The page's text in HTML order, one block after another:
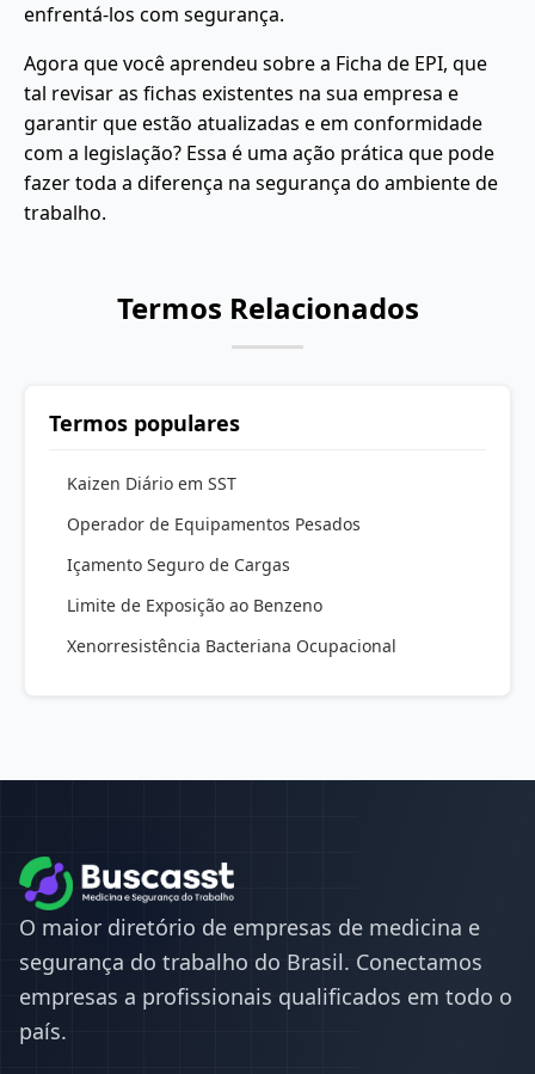
enfrentá-los com segurança.
Agora que você aprendeu sobre a Ficha de EPI, que
tal revisar as fichas existentes na sua empresa e
garantir que estão atualizadas e em conformidade
com a legislação? Essa é uma ação prática que pode
fazer toda a diferença na segurança do ambiente de
trabalho.
Termos Relacionados
Termos populares
Kaizen Diário em SST
Operador de Equipamentos Pesados
Içamento Seguro de Cargas
Limite de Exposição ao Benzeno
Xenorresistência Bacteriana Ocupacional
O maior diretório de empresas de medicina e
segurança do trabalho do Brasil. Conectamos
empresas a profissionais qualificados em todo o
país.